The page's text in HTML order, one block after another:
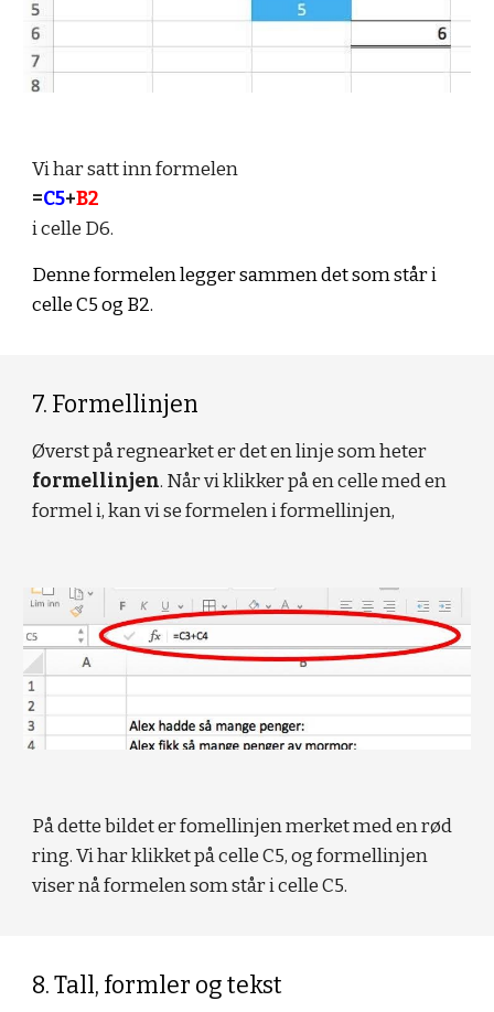
Vi har satt inn formelen
=C5+B2
i celle D6.
Denne formelen legger sammen det som står i
celle C5 og B2.
7. Formellinjen
formellinjen. Når vi klikker på en celle med en
formel i, kan vi se formelen i formellinjen,
På dette bildet er fomellinjen merket med en rød
ring. Vi har klikket på celle C5, og formellinjen
viser nå formelen som står i celle C5.
8. Tall, formler og tekst